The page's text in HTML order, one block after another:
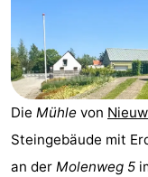
Ferienhäuser
-
Bad
Meersee
-
Beach
Die Mühle von
Steingebäude mit
an der Molenweg 5